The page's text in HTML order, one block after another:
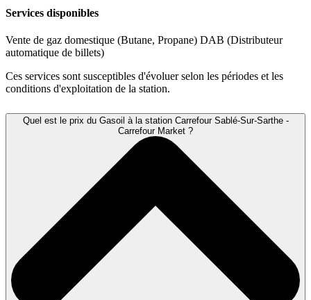
Services disponibles
Vente de gaz domestique (Butane, Propane) DAB (Distributeur
automatique de billets)
Ces services sont susceptibles d'évoluer selon les périodes et les
conditions d'exploitation de la station.
Quel est le prix du Gasoil à la station Carrefour Sablé-Sur-Sarthe -
Carrefour Market ?